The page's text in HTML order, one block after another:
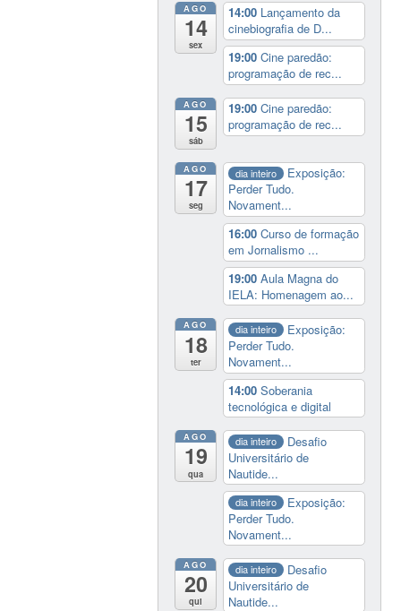
AGO
14
sex
14:00 Lançamento da
cinebiografia de D...
19:00Cine paredão:
programação de rec...
AGO
15
sáb
19:00Cine paredão:
programação de rec...
AGO
17
seg
dia inteiro
Exposição:
Perder Tudo.
Novament...
16:00Curso de formação
em Jornalismo ...
19:00Aula Magna do
IELA: Homenagem ao...
AGO
18
ter
dia inteiro
Exposição:
Perder Tudo.
Novament...
14:00Soberania
tecnológica e digital
AGO
19
qua
dia inteiro
Desafio
Universitário de
Nautide...
dia inteiro
Exposição:
Perder Tudo.
Novament...
AGO
20
qui
dia inteiro
Desafio
Universitário de
Nautide...